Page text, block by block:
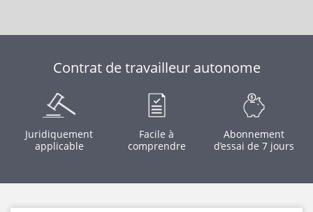
Contrat de travailleur autonome
Juridiquement
applicable
Facile à
comprendre
Abonnement
d’essai de 7 jours